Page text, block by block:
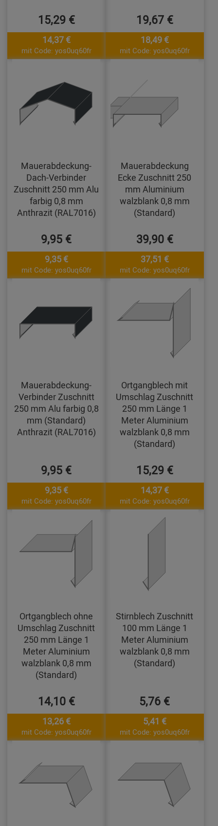
15,29 €
14,37 €
mit Code: yos0uq60fr
19,67 €
18,49 €
mit Code: yos0uq60fr
Mauerabdeckung-
Dach-Verbinder
Zuschnitt 250 mm Alu
farbig 0,8 mm
Anthrazit (RAL7016)
9,95 €
9,35 €
mit Code: yos0uq60fr
Mauerabdeckung
Ecke Zuschnitt 250
mm Aluminium
walzblank 0,8 mm
(Standard)
39,90 €
37,51 €
mit Code: yos0uq60fr
Mauerabdeckung-
Verbinder Zuschnitt
250 mm Alu farbig 0,8
mm (Standard)
Anthrazit (RAL7016)
9,95 €
9,35 €
mit Code: yos0uq60fr
Ortgangblech mit
Umschlag Zuschnitt
250 mm Länge 1
Meter Aluminium
walzblank 0,8 mm
(Standard)
15,29 €
14,37 €
mit Code: yos0uq60fr
Ortgangblech ohne
Umschlag Zuschnitt
250 mm Länge 1
Meter Aluminium
walzblank 0,8 mm
(Standard)
14,10 €
13,26 €
mit Code: yos0uq60fr
Stirnblech Zuschnitt
100 mm Länge 1
Meter Aluminium
walzblank 0,8 mm
(Standard)
5,76 €
5,41 €
mit Code: yos0uq60fr